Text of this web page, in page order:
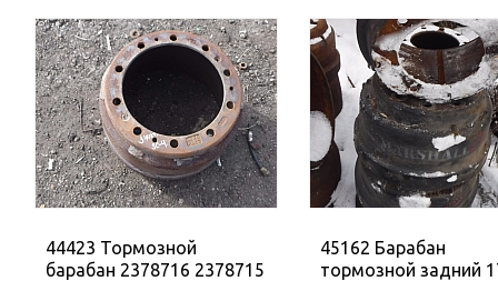
44423 Тормозной
барабан 2378716 2378715
45162 Барабан
тормозной задний